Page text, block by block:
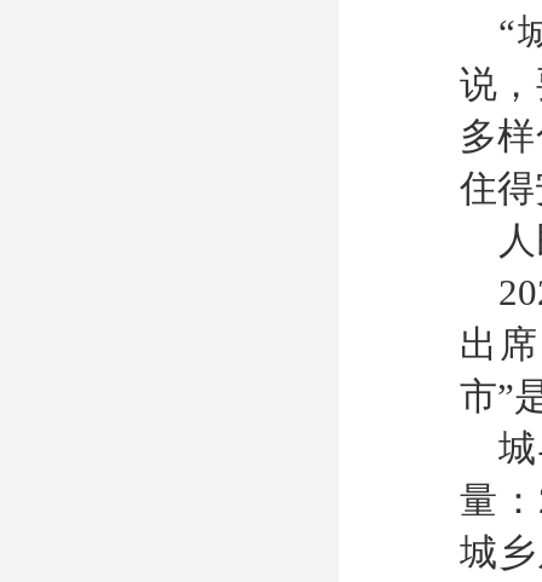
“
说
多
住
出
市”
量
城